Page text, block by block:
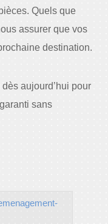
Quels que
assurer que vos
destination.
aujourd’hui pour
sans